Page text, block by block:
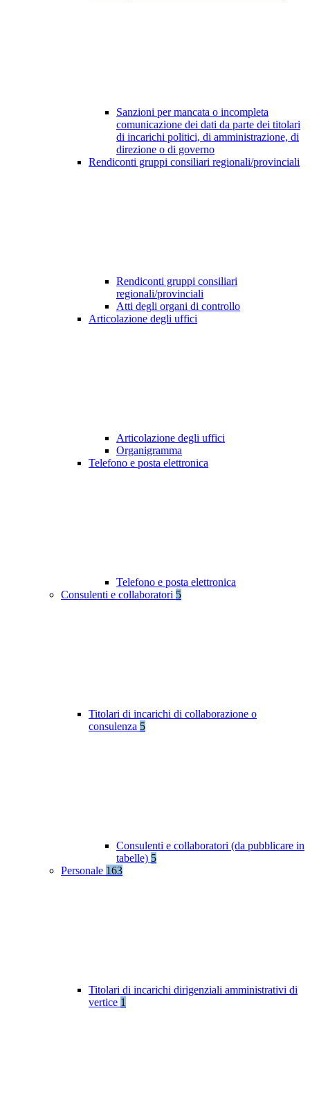
Sanzioni per mancata o incompleta
comunicazione dei dati da parte dei titolari
di incarichi politici, di amministrazione, di
direzione o di governo
Rendiconti gruppi consiliari regionali/provinciali
Rendiconti gruppi consiliari
regionali/provinciali
Atti degli organi di controllo
Articolazione degli uffici
Articolazione degli uffici
Organigramma
Telefono e posta elettronica
Telefono e posta elettronica
Consulenti e collaboratori 5
Titolari di incarichi di collaborazione o
consulenza 5
Consulenti e collaboratori (da pubblicare in
tabelle) 5
Personale 163
Titolari di incarichi dirigenziali amministrativi di
vertice 1